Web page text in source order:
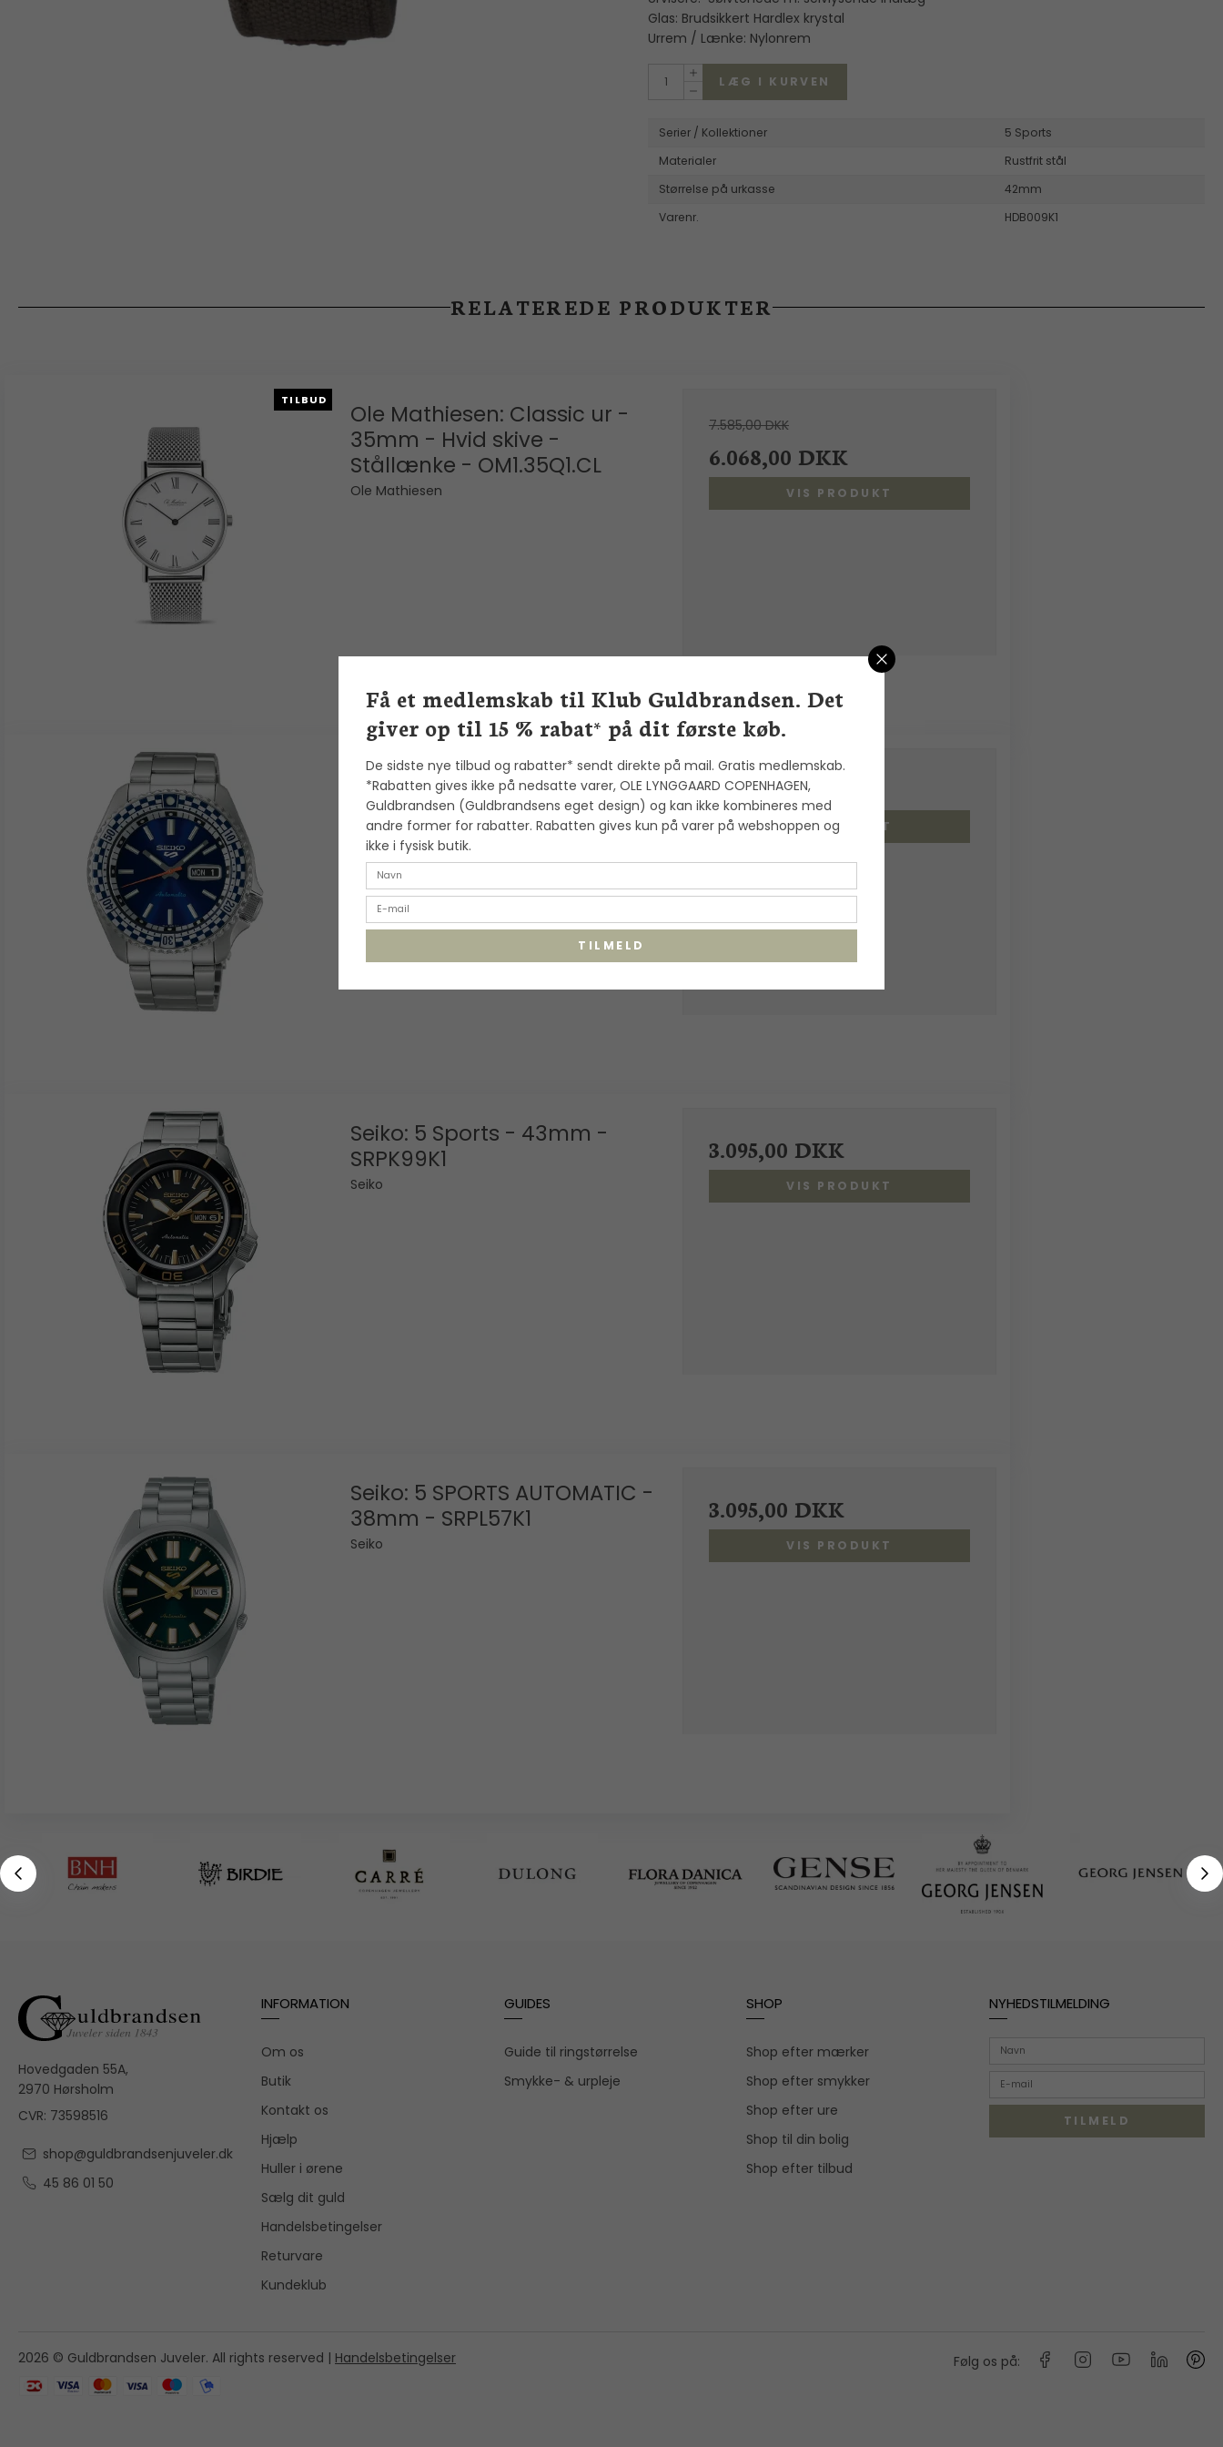
Wille Jewellery
Glas: Brudsikkert Hardlex krystal
Urrem / Lænke: Nylonrem
LÆG I KURVEN
Serier / Kollektioner
5 Sports
Materialer
Rustfrit stål
Størrelse på urkasse
42mm
Varenr.
HDB009K1
RELATEREDE PRODUKTER
TILBUD
Ole Mathiesen: Classic ur -
35mm - Hvid skive -
Stållænke - OM1.35Q1.CL
Ole Mathiesen
7.585,00 DKK
6.068,00 DKK
VIS PRODUKT
Seiko: 5 Sports - 43mm -
SRPK65K1
Seiko
2.695,00 DKK
VIS PRODUKT
Seiko: 5 Sports - 43mm -
SRPK99K1
Seiko
3.095,00 DKK
VIS PRODUKT
Seiko: 5 SPORTS AUTOMATIC -
38mm - SRPL57K1
Seiko
3.095,00 DKK
VIS PRODUKT
Hovedgaden 55A,
2970 Hørsholm
CVR: 73598516
shop@guldbrandsenjuveler.dk
45 86 01 50
INFORMATION
Om os
Butik
Kontakt os
Hjælp
Huller i ørene
Sælg dit guld
Handelsbetingelser
Returvare
Kundeklub
GUIDES
Guide til ringstørrelse
Smykke- & urpleje
SHOP
Shop efter mærker
Shop efter smykker
Shop efter ure
Shop til din bolig
Shop efter tilbud
NYHEDSTILMELDING
TILMELD
2026 © Guldbrandsen Juveler. All rights reserved | Handelsbetingelser Følg os på:
Få et medlemskab til Klub Guldbrandsen. Det
giver op til 15 % rabat* på dit første køb.
De sidste nye tilbud og rabatter* sendt direkte på mail. Gratis medlemskab.
*Rabatten gives ikke på nedsatte varer, OLE LYNGGAARD COPENHAGEN,
Guldbrandsen (Guldbrandsens eget design) og kan ikke kombineres med
andre former for rabatter. Rabatten gives kun på varer på webshoppen og
ikke i fysisk butik.
TILMELD